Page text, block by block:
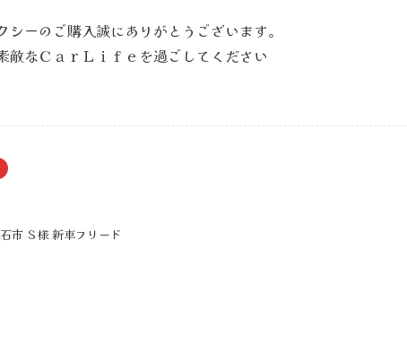
シーのご購入誠にありがとうございます。
敵なＣａｒＬｉｆｅを過ごしてください
市 Ｓ様 新車フリード